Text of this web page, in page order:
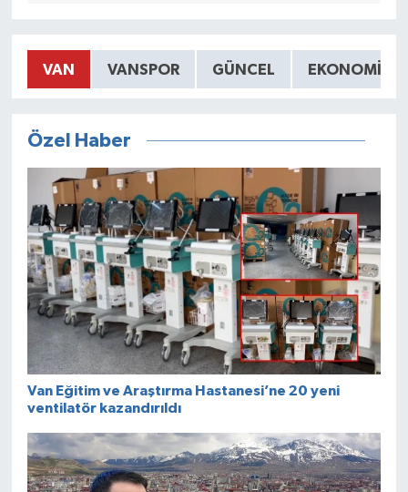
VAN VANSPOR GÜNCEL EKONOMİ
Özel Haber
Van Eğitim ve Araştırma Hastanesi’ne 20 yeni
ventilatör kazandırıldı